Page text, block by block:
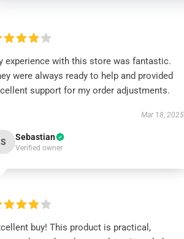
experience with this store was fantastic.
were always ready to help and provided
support for my order adjustments.
Mar 18, 2025
S Sebastian
Verified owner
buy! This product is practical,